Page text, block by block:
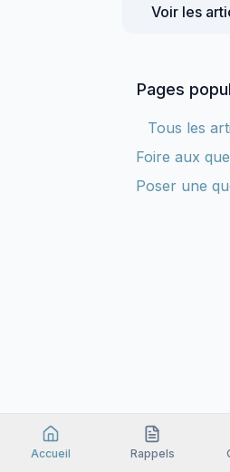
Voir les
Pages
Tous les
Foire aux
Poser une
Accueil Rappels